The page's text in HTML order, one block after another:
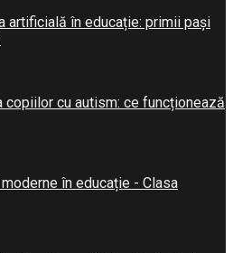
artificială în educație: primii pași
copiilor cu autism: ce funcționează
în educație - Clasa